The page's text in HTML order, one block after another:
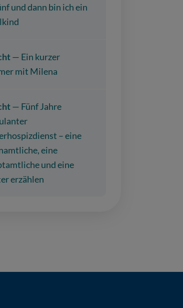
und dann bin ich ein
— Ein kurzer
mit Milena
— Fünf Jahre
– eine
eine
und eine
erzählen